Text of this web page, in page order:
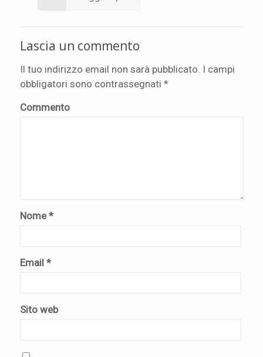
Lascia un commento
Il tuo indirizzo email non sarà pubblicato. I campi
obbligatori sono contrassegnati *
Commento
Nome*
Email *
Sito web